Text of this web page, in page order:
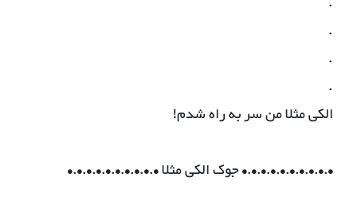
.
.
.
الکی مثلا من سر به راه شدم!
•.•.•.•.•.•.•.•.•.• جوک الکی مثلا •.•.•.•.•.•.•.•.•.•